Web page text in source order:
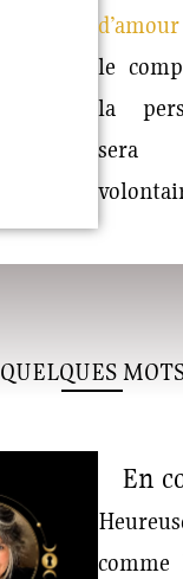
le
la
sera
QUELQUES
En